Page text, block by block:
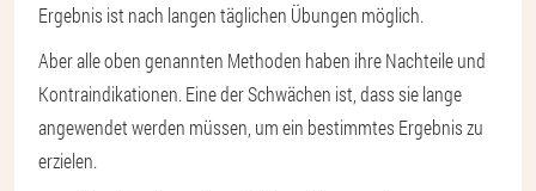
Ergebnis ist nach langen täglichen Übungen möglich.
Aber alle oben genannten Methoden haben ihre Nachteile und
Kontraindikationen. Eine der Schwächen ist, dass sie lange
angewendet werden müssen, um ein bestimmtes Ergebnis zu
erzielen.